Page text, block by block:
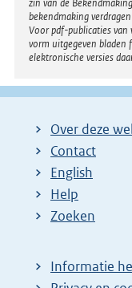
zin van de
bekendmaking
Voor pdf-publicaties van
vorm uitgegeven bladen
elektronische versies
Over deze
Contact
English
Help
Zoeken
Informatie